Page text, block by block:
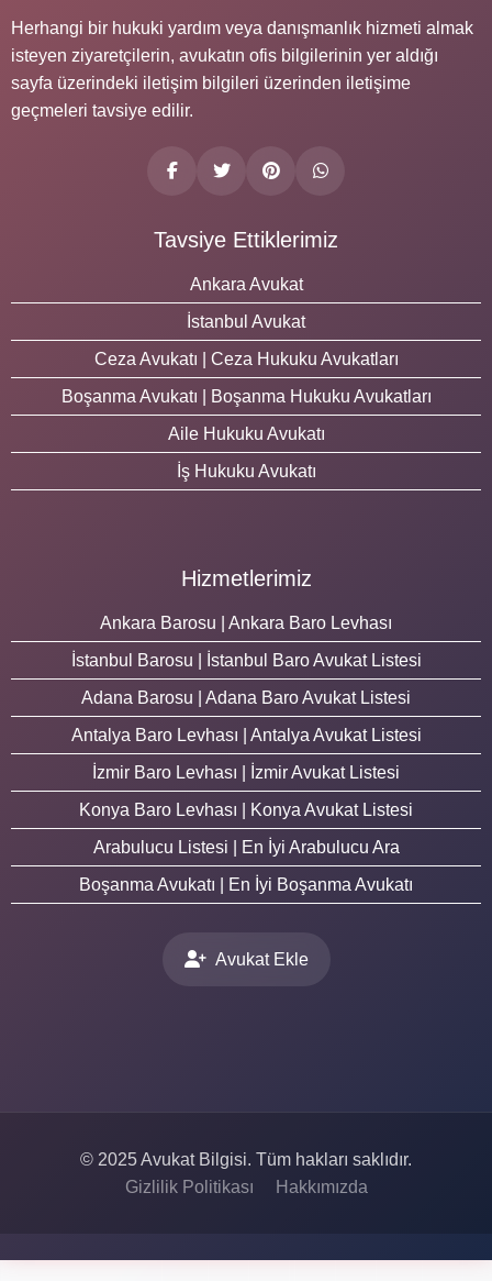
Herhangi bir hukuki yardım veya danışmanlık hizmeti almak
isteyen ziyaretçilerin, avukatın ofis bilgilerinin yer aldığı
sayfa üzerindeki iletişim bilgileri üzerinden iletişime
geçmeleri tavsiye edilir.
Tavsiye Ettiklerimiz
Ankara Avukat
İstanbul Avukat
Ceza Avukatı | Ceza Hukuku Avukatları
Boşanma Avukatı | Boşanma Hukuku Avukatları
Aile Hukuku Avukatı
İş Hukuku Avukatı
Hizmetlerimiz
Ankara Barosu | Ankara Baro Levhası
İstanbul Barosu | İstanbul Baro Avukat Listesi
Adana Barosu | Adana Baro Avukat Listesi
Antalya Baro Levhası | Antalya Avukat Listesi
İzmir Baro Levhası | İzmir Avukat Listesi
Konya Baro Levhası | Konya Avukat Listesi
Arabulucu Listesi | En İyi Arabulucu Ara
Boşanma Avukatı | En İyi Boşanma Avukatı
Avukat Ekle
© 2025 Avukat Bilgisi. Tüm hakları saklıdır.
Gizlilik Politikası
Hakkımızda